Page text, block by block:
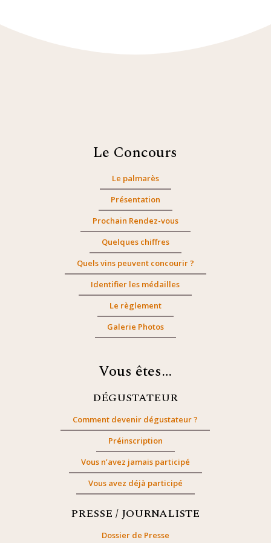
Le Concours
Le palmarès
Présentation
Prochain Rendez-vous
Quelques chiffres
Quels vins peuvent concourir ?
Identifier les médailles
Le règlement
Galerie Photos
Vous êtes…
DÉGUSTATEUR
Comment devenir dégustateur ?
Préinscription
Vous n’avez jamais participé
Vous avez déjà participé
PRESSE / JOURNALISTE
Dossier de Presse